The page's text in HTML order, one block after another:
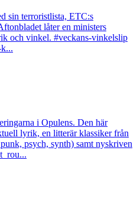
sin terroristlista, ETC:s
låter en ministers
och vinkel. #veckans-vinkelslip
i Opulens. Den här
lyrik, en litterär klassiker från
psych, synth) samt nyskriven